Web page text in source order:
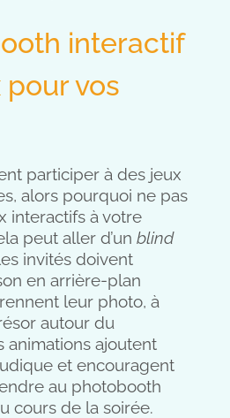
interactif
vos
participer à des jeux
alors pourquoi ne pas
interactifs à votre
peut aller d’un blind
invités doivent
en arrière-plan
leur photo, à
autour du
animations ajoutent
et encouragent
au photobooth
cours de la soirée.